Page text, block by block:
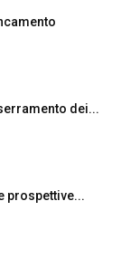
dei...
prospettive...